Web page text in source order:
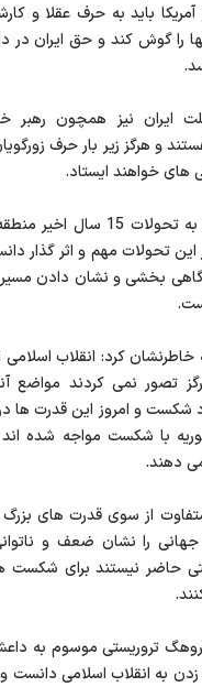
آمریکا باید به حرف عقلا و
را گوش کند و حق ایران در
ایران نیز همچون رهبر
و هرگز زیر بار حرف
های خواهند ایستاد.
وی در ادامه با اشاره به
این تحولات مهم و اثر گذار
بخشی و نشان دادن
خاطرنشان کرد: انقلاب اسلامی
تصور نمی کردند مواضع
شکست و امروز این قدرت ها
با شکست مواجه شده
دهند.
از سوی قدرت های بزرگ
را نشان ضعف و
حاضر نیستند برای شکست
تروریستی موسوم به
زدن به انقلاب اسلامی دانست